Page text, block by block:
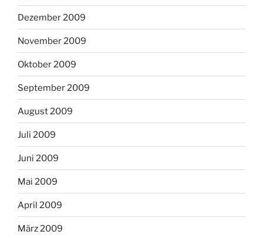
Dezember 2009
November 2009
Oktober 2009
September 2009
August 2009
Juli 2009
Juni 2009
Mai 2009
April 2009
März 2009